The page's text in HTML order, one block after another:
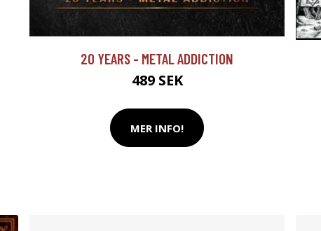
20 YEARS - METAL ADDICTION
489 SEK
MER INFO!